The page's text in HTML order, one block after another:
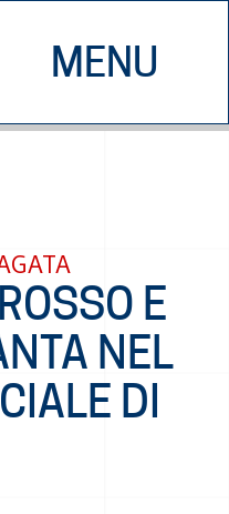
MENU
CHI SIAMO
E
NEL
DI